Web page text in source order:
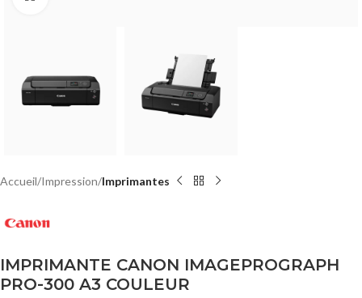
Accueil Impression Imprimantes
IMPRIMANTE CANON IMAGEPROGRAPH
PRO-300 A3 COULEUR